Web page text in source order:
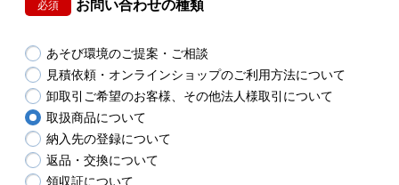
必須 お問い合わせの種類
あそび環境のご提案・ご相談
見積依頼・オンラインショップのご利用方法について
卸取引ご希望のお客様、その他法人様取引について
取扱商品について
納入先の登録について
返品・交換について
領収証について